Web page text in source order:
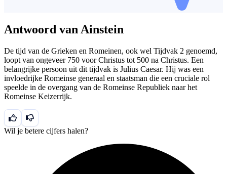
Antwoord van Ainstein
De tijd van de Grieken en Romeinen, ook wel Tijdvak 2 genoemd,
loopt van ongeveer 750 voor Christus tot 500 na Christus. Een
belangrijke persoon uit dit tijdvak is Julius Caesar. Hij was een
invloedrijke Romeinse generaal en staatsman die een cruciale rol
speelde in de overgang van de Romeinse Republiek naar het
Romeinse Keizerrijk.
Wil je betere cijfers halen?